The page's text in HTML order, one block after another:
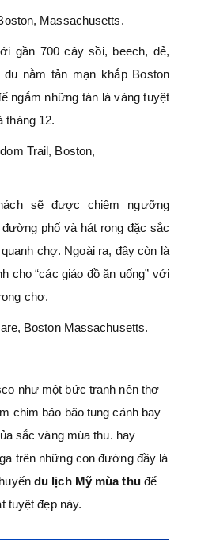
Massachusetts.
gần 700 cây sồi, beech, dẻ,
nằm tản mạn khắp Boston
ngắm những tán lá vàng tuyệt
tháng 12.
Trail, Boston,
sẽ được chiêm ngưỡng
phố và hát rong đặc sắc
chợ. Ngoài ra, đây còn là
cho “các giáo đồ ăn uống” với
chợ.
Boston Massachusetts.
như một bức tranh nên thơ
chim báo bão tung cánh bay
sắc vàng mùa thu. hay
trên những con đường đầy lá
du lịch Mỹ mùa thu để
tuyệt đẹp này.